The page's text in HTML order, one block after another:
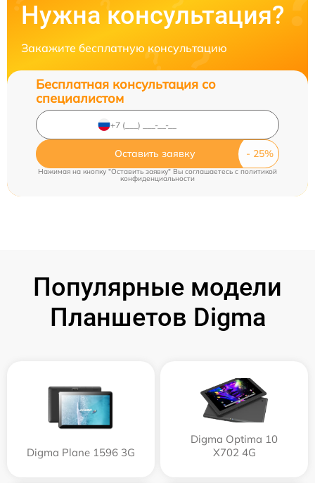
Нужна консультация?
Закажите бесплатную консультацию
Бесплатная консультация со
специалистом
Оставить заявку
Нажимая на кнопку "Оставить заявку" Вы соглашаетесь c политикой
конфиденциальности
Популярные модели
Планшетов Digma
Digma Plane 1596 3G
Digma Optima 10
X702 4G